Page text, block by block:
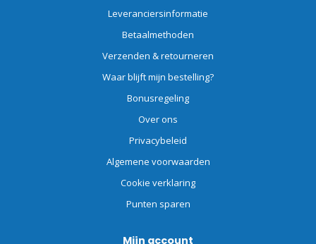
Leveranciersinformatie
Betaalmethoden
Verzenden & retourneren
Waar blijft mijn bestelling?
Bonusregeling
Over ons
Privacybeleid
Algemene voorwaarden
Cookie verklaring
Punten sparen
Mijn account